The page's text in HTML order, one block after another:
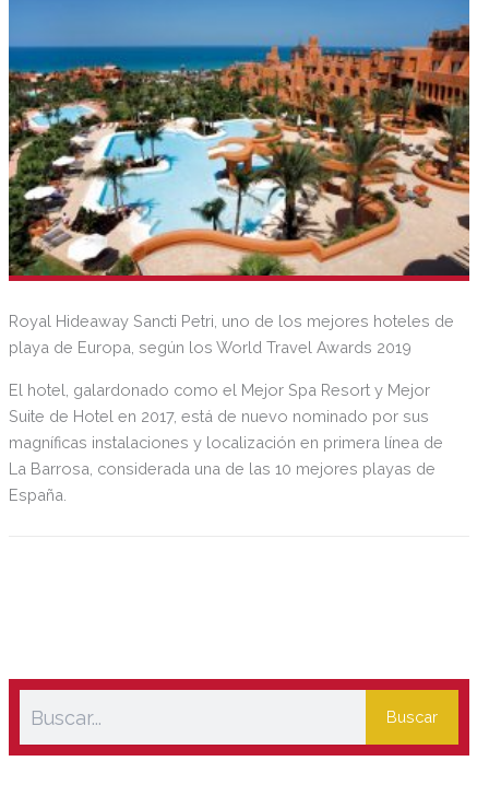
Royal Hideaway Sancti Petri, uno de los mejores hoteles de
playa de Europa, según los World Travel Awards 2019
El hotel, galardonado como el Mejor Spa Resort y Mejor
Suite de Hotel en 2017, está de nuevo nominado por sus
magníficas instalaciones y localización en primera línea de
La Barrosa, considerada una de las 10 mejores playas de
España.
Buscar